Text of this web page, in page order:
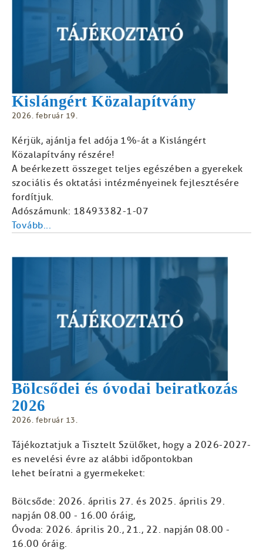
Kislángért Közalapítvány
2026. február 19.
Kérjük, ajánlja fel adója 1%-át a Kislángért
Közalapítvány részére!
A beérkezett összeget teljes egészében a gyerekek
szociális és oktatási intézményeinek fejlesztésére
fordítjuk.
Adószámunk: 18493382-1-07
Tovább...
Bölcsődei és óvodai beiratkozás
2026
2026. február 13.
Tájékoztatjuk a Tisztelt Szülőket, hogy a 2026-2027-
es nevelési évre az alábbi időpontokban
lehet beíratni a gyermekeket:
Bölcsőde: 2026. április 27. és 2025. április 29.
napján 08.00 - 16.00 óráig,
Óvoda: 2026. április 20., 21., 22. napján 08.00 -
16.00 óráig.